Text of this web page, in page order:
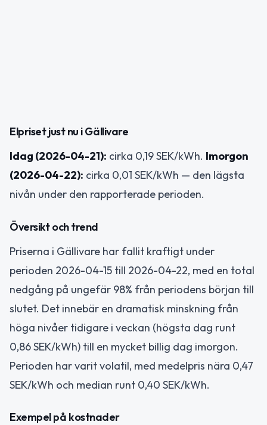
Elpriset just nu i Gällivare
Idag (2026-04-21): cirka 0,19 SEK/kWh. Imorgon
(2026-04-22): cirka 0,01 SEK/kWh — den lägsta
nivån under den rapporterade perioden.
Översikt och trend
Priserna i Gällivare har fallit kraftigt under
perioden 2026-04-15 till 2026-04-22, med en total
nedgång på ungefär 98% från periodens början till
slutet. Det innebär en dramatisk minskning från
höga nivåer tidigare i veckan (högsta dag runt
0,86 SEK/kWh) till en mycket billig dag imorgon.
Perioden har varit volatil, med medelpris nära 0,47
SEK/kWh och median runt 0,40 SEK/kWh.
Exempel på kostnader